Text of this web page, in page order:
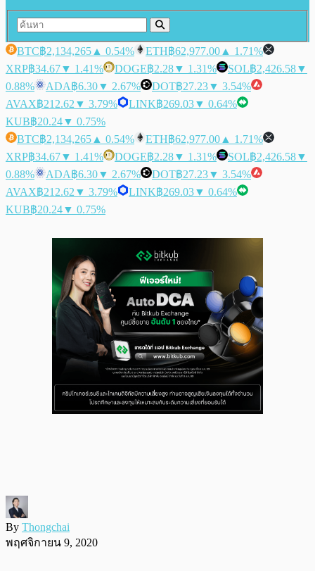
BTC฿2,134,265 ▲ 0.54% ETH฿62,977.00 ▲ 1.71%
XRP฿34.67▼ 1.41% DOGE฿2.28▼ 1.31% SOL฿2,426.58▼
0.88%
ADA฿6.30▼ 2.67% DOT฿27.23▼ 3.54%
AVAX฿212.62 ▼ 3.79% LINK฿269.03▼ 0.64%
KUB฿20.24▼ 0.75%
BTC฿2,134,265 ▲ 0.54% ETH฿62,977.00 ▲ 1.71%
XRP฿34.67▼ 1.41% DOGE฿2.28▼ 1.31% SOL฿2,426.58▼
0.88%
ADA฿6.30▼ 2.67% DOT฿27.23▼ 3.54%
AVAX฿212.62 ▼ 3.79% LINK฿269.03▼ 0.64%
KUB฿20.24▼ 0.75%
By Thongchai
พฤศจิกายน 9, 2020